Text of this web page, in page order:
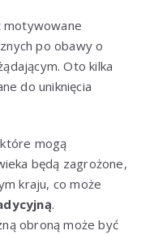
motywowane
po obawy o
Oto kilka
do uniknięcia
mogą
będą zagrożone,
kraju, co może
.
obroną może być